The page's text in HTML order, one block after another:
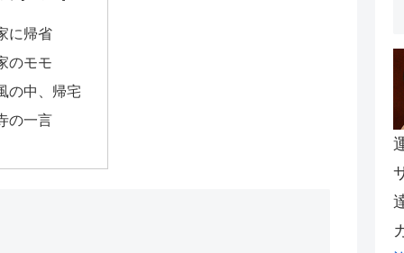
に帰省
のモモ
の中、帰宅
の一言